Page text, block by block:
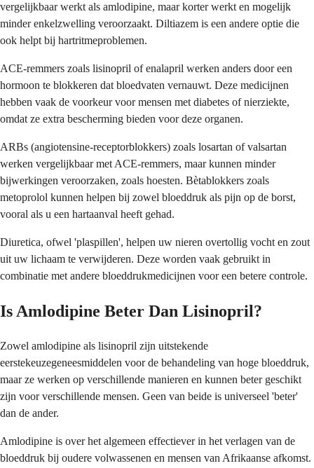
vergelijkbaar werkt als amlodipine, maar korter werkt en mogelijk
minder enkelzwelling veroorzaakt. Diltiazem is een andere optie die
ook helpt bij hartritmeproblemen.
ACE-remmers zoals lisinopril of enalapril werken anders door een
hormoon te blokkeren dat bloedvaten vernauwt. Deze medicijnen
hebben vaak de voorkeur voor mensen met diabetes of nierziekte,
omdat ze extra bescherming bieden voor deze organen.
ARBs (angiotensine-receptorblokkers) zoals losartan of valsartan
werken vergelijkbaar met ACE-remmers, maar kunnen minder
bijwerkingen veroorzaken, zoals hoesten. Bètablokkers zoals
metoprolol kunnen helpen bij zowel bloeddruk als pijn op de borst,
vooral als u een hartaanval heeft gehad.
Diuretica, ofwel 'plaspillen', helpen uw nieren overtollig vocht en zout
uit uw lichaam te verwijderen. Deze worden vaak gebruikt in
combinatie met andere bloeddrukmedicijnen voor een betere controle.
Is Amlodipine Beter Dan Lisinopril?
Zowel amlodipine als lisinopril zijn uitstekende
eerstekeuzegeneesmiddelen voor de behandeling van hoge bloeddruk,
maar ze werken op verschillende manieren en kunnen beter geschikt
zijn voor verschillende mensen. Geen van beide is universeel 'beter'
dan de ander.
Amlodipine is over het algemeen effectiever in het verlagen van de
bloeddruk bij oudere volwassenen en mensen van Afrikaanse afkomst.